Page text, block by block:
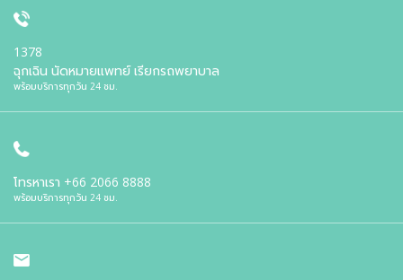
1378
ฉุกเฉิน นัดหมายแพทย์ เรียกรถพยาบาล
พร้อมบริการทุกวัน 24 ชม.
โทรหาเรา +66 2066 8888
พร้อมบริการทุกวัน 24 ชม.